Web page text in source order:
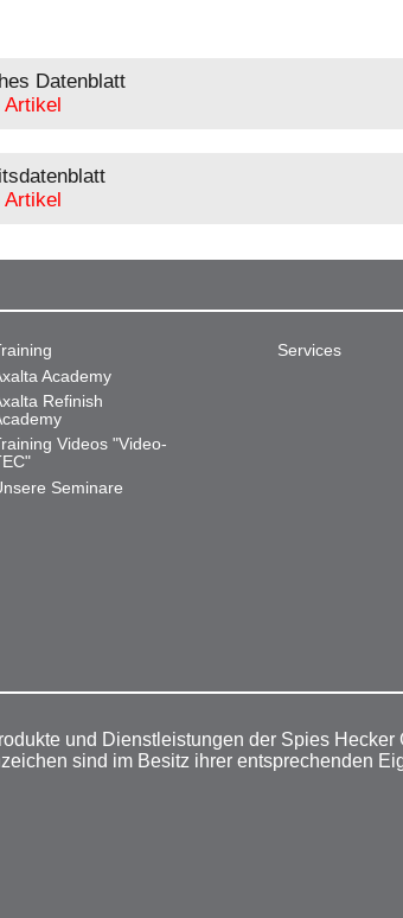
Datenblatt
Academy
Refinish
Videos "Video-
Seminare
Services
und Dienstleistungen der Spies
sind im Besitz ihrer entsprechenden